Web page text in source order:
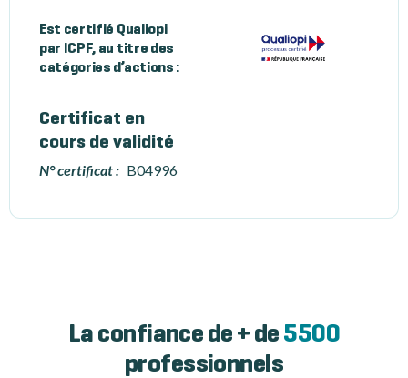
Est certifié Qualiopi
par ICPF, au titre des
catégories d’actions :
Certificat en
cours de validité
N° certificat : B04996
La confiance de + de 5500
professionnels